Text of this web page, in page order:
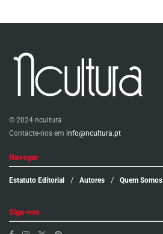
© 2024 ncultura
Contacte-nos em info@ncultura.pt
Navegar
Estatuto Editorial Autores Quem Somos
Siga-nos